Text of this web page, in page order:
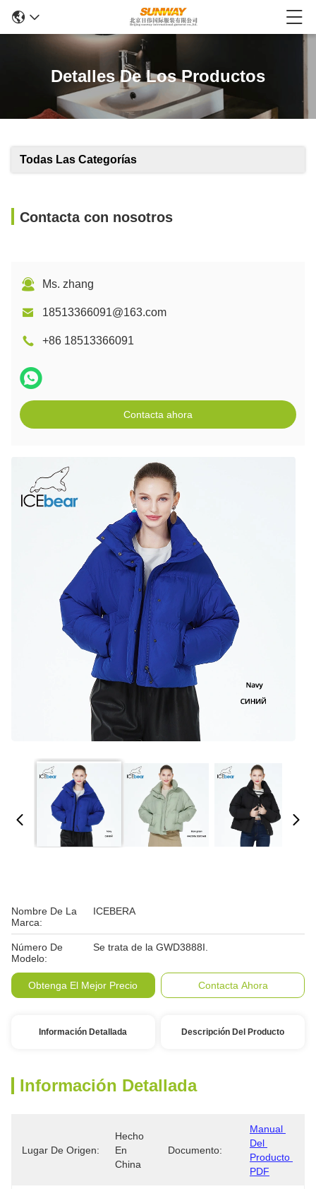
Detalles De Los Productos
Todas Las Categorías
Contacta con nosotros
Ms. zhang
18513366091@163.com
+86 18513366091
Contacta ahora
Nombre De La
Marca:
ICEBERA
Número De
Modelo:
Se trata de la GWD3888I.
Obtenga El Mejor Precio Contacta Ahora
Información Detallada Descripción Del Producto
Información Detallada
Lugar De Origen:
Hecho
En
China
Documento:
Manual
Del
Producto
PDF